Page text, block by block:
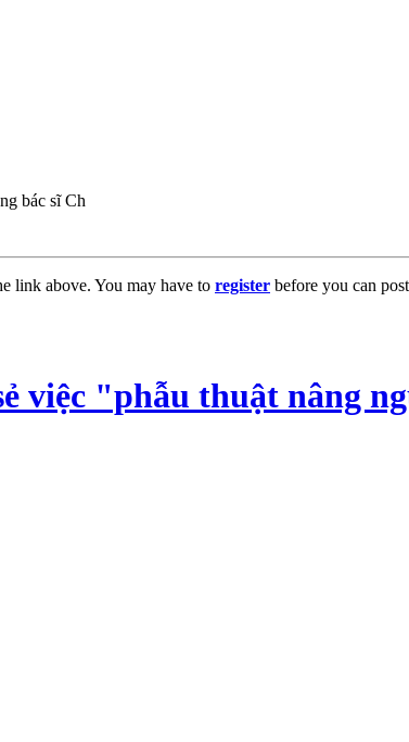
bác sĩ Ch
link above. You may have to register before you can
việc "phẫu thuật nâng